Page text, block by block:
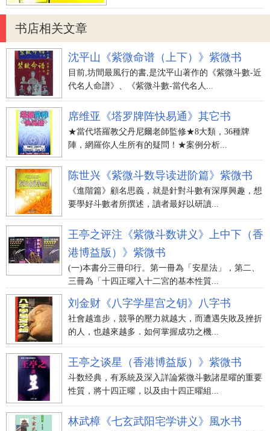
书店相关文章
沈平山《紫微命谱（上下）》紫微书
目前,坊間最風行的書,是沈平山著作的《紫微斗數-近
代名人命譜》、《紫微斗數-當代名人...
席维亚《塔罗牌阵快易通》其它书
★當代塔羅教父丹尼爾老師監修★8大類，36種牌
陣，網羅你人生所有的疑問！★案例分析...
陈世兴《紫微斗数导读进阶篇》紫微书
《進階篇》顧名思義，就是針對斗數有深厚興趣，想
要學好斗數者所撰述，讀者最好以研讀...
王亭之评注《紫微斗数讲义》上中下（香
港博益版）》紫微书
(一)本書分三冊印行。第一冊為「安星法」，第二、
三冊為「十四正曜入十二宮的基本性質...
刘金财《八字学星宫之钥》八字书
社會越進步，競爭的壓力就越大，而遭遇失敗及挫折
的人，也越來越多．如何掌握成功之機...
王亭之谈星（香港博益版）》紫微书
斗数经典，有系統及深入詳論紫微斗數諸星曜的重要
性質，將十四正曜，以及由十四正曜組...
林武樟《七玄武阳宅学讲义》風水书